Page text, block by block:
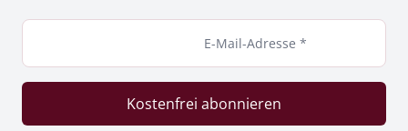
E-Mail-Adresse *
Kostenfrei abonnieren